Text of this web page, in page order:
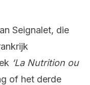
Seignalet, die
‘La Nutrition ou
of het derde